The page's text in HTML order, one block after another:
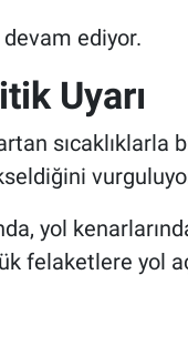
devam ediyor.
Uyarı
sıcaklıklarla
yol
felaketlere yol